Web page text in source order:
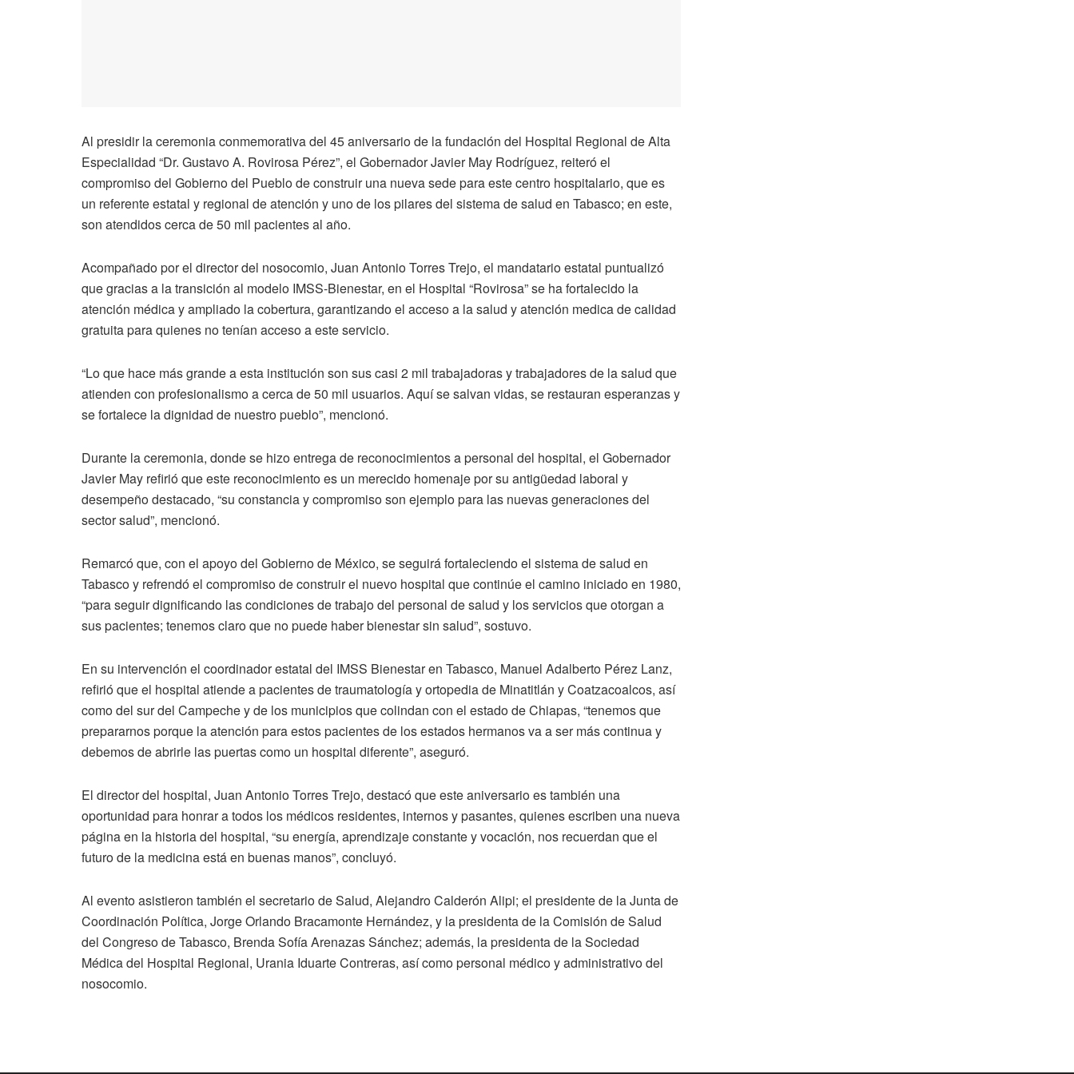
Al presidir la ceremonia conmemorativa del 45 aniversario de la fundación del Hospital Regional de Alta
Especialidad “Dr. Gustavo A. Rovirosa Pérez”, el Gobernador Javier May Rodríguez, reiteró el
compromiso del Gobierno del Pueblo de construir una nueva sede para este centro hospitalario, que es
un referente estatal y regional de atención y uno de los pilares del sistema de salud en Tabasco; en este,
son atendidos cerca de 50 mil pacientes al año.
Acompañado por el director del nosocomio, Juan Antonio Torres Trejo, el mandatario estatal puntualizó
que gracias a la transición al modelo IMSS-Bienestar, en el Hospital “Rovirosa” se ha fortalecido la
atención médica y ampliado la cobertura, garantizando el acceso a la salud y atención medica de calidad
gratuita para quienes no tenían acceso a este servicio.
“Lo que hace más grande a esta institución son sus casi 2 mil trabajadoras y trabajadores de la salud que
atienden con profesionalismo a cerca de 50 mil usuarios. Aquí se salvan vidas, se restauran esperanzas y
se fortalece la dignidad de nuestro pueblo”, mencionó.
Durante la ceremonia, donde se hizo entrega de reconocimientos a personal del hospital, el Gobernador
Javier May refirió que este reconocimiento es un merecido homenaje por su antigüedad laboral y
desempeño destacado, “su constancia y compromiso son ejemplo para las nuevas generaciones del
sector salud”, mencionó.
Remarcó que, con el apoyo del Gobierno de México, se seguirá fortaleciendo el sistema de salud en
Tabasco y refrendó el compromiso de construir el nuevo hospital que continúe el camino iniciado en 1980,
“para seguir dignificando las condiciones de trabajo del personal de salud y los servicios que otorgan a
sus pacientes; tenemos claro que no puede haber bienestar sin salud”, sostuvo.
En su intervención el coordinador estatal del IMSS Bienestar en Tabasco, Manuel Adalberto Pérez Lanz,
refirió que el hospital atiende a pacientes de traumatología y ortopedia de Minatitlán y Coatzacoalcos, así
como del sur del Campeche y de los municipios que colindan con el estado de Chiapas, “tenemos que
prepararnos porque la atención para estos pacientes de los estados hermanos va a ser más continua y
debemos de abrirle las puertas como un hospital diferente”, aseguró.
El director del hospital, Juan Antonio Torres Trejo, destacó que este aniversario es también una
oportunidad para honrar a todos los médicos residentes, internos y pasantes, quienes escriben una nueva
página en la historia del hospital, “su energía, aprendizaje constante y vocación, nos recuerdan que el
futuro de la medicina está en buenas manos”, concluyó.
Al evento asistieron también el secretario de Salud, Alejandro Calderón Alipi; el presidente de la Junta de
Coordinación Política, Jorge Orlando Bracamonte Hernández, y la presidenta de la Comisión de Salud
del Congreso de Tabasco, Brenda Sofía Arenazas Sánchez; además, la presidenta de la Sociedad
Médica del Hospital Regional, Urania Iduarte Contreras, así como personal médico y administrativo del
nosocomio.